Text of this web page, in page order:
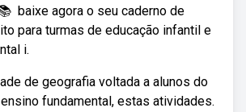
baixe agora o seu caderno de
para turmas de educação infantil e
i.
de geografia voltada a alunos do
fundamental, estas atividades.